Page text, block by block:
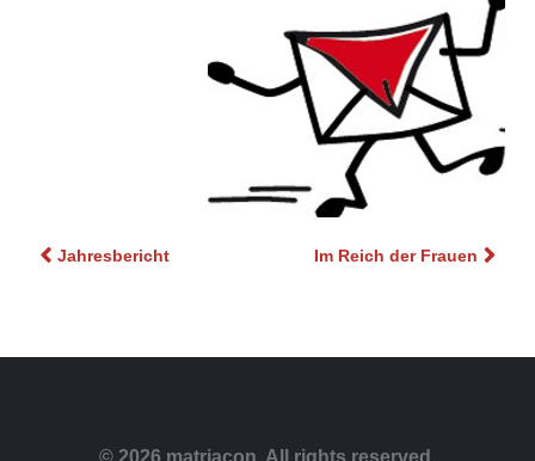
Beitragsnavigation
Jahresbericht Im Reich der Frauen